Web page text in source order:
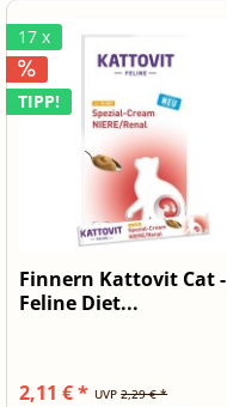
17 x
TIPP!
Finnern Kattovit Cat -
Feline Diet...
UVP2,29 € *
2,11 € *